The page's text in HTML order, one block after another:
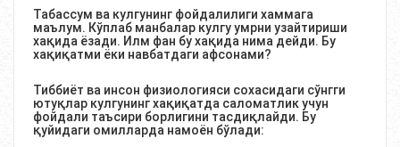
Табассум ва кулгунинг фойдалилиги хаммага
маълум. Кўплаб манбалар кулгу умрни узайтириши
хақида ёзади. Илм фан бу хақида нима дейди. Бу
хақиқатми ёки навбатдаги афсонами?
Тиббиёт ва инсон физиологияси сохасидаги сўнгги
ютуқлар кулгунинг хақиқатда саломатлик учун
фойдали таъсири борлигини тасдиқлайди. Бу
қуйидаги омилларда намоён бўлади: